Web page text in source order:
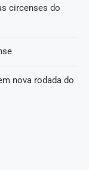
circenses do
nova rodada do